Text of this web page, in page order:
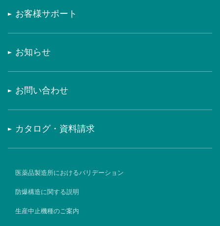
お客様サポート
お知らせ
お問い合わせ
カタログ・資料請求
医薬品製造所におけるバリデーション
防爆構造に関する説明
生産中止機種のご案内